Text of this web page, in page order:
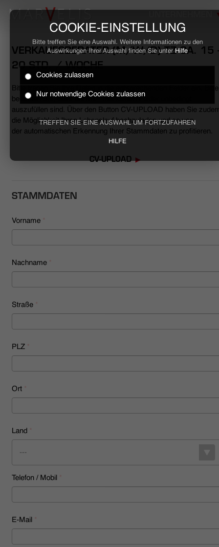
COOKIE-EINSTELLUNG
Bitte treffen Sie eine Auswahl. Weitere Informationen zu den
Auswirkungen Ihrer Auswahl finden Sie unterHilfe
Cookies zulassen
Nur notwendige Cookies zulassen
TREFFEN SIE EINE AUSWAHL UM FORTZUFAHREN
HILFE
HOME
BUSINESS
CASUAL
HÄNDLERSUCHE
VERKAUFSBERATER (M/W/D) TZ CA. 15
20 STD. / WOCHE
Bitte tragen Sie Ihre Daten in die entsprechenden Felder ein. Bitte
beachten Sie, dass die mit * markierten Felder unbedingt
auszufüllen sind. Über den Button CV-UPLOAD haben Sie
die Möglichkeit Ihren Lebenslauf hochzuladen und so von
der automatischen Erkennung Ihrer Stammdaten zu profitieren.
CV-UPLOAD
STAMMDATEN
Vorname *
Nachname *
Straße *
PLZ *
Ort *
Land *
---
Telefon / Mobil *
E-Mail *